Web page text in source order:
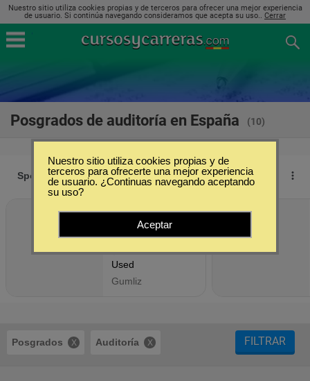
Nuestro sitio utiliza cookies propias y de terceros para ofrecer una mejor experiencia
de usuario. Si continúa navegando consideramos que acepta su uso.. Cerrar
Posgrados de auditoría en España (10)
Posgrados Auditoría FILTRAR
Nuestro sitio utiliza cookies propias y de
terceros para ofrecerte una mejor experiencia
de usuario. ¿Continuas navegando aceptando
su uso?
Aceptar